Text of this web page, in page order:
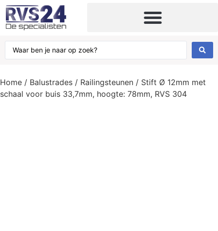
Home / Balustrades / Railingsteunen / Stift Ø 12mm met
schaal voor buis 33,7mm, hoogte: 78mm, RVS 304